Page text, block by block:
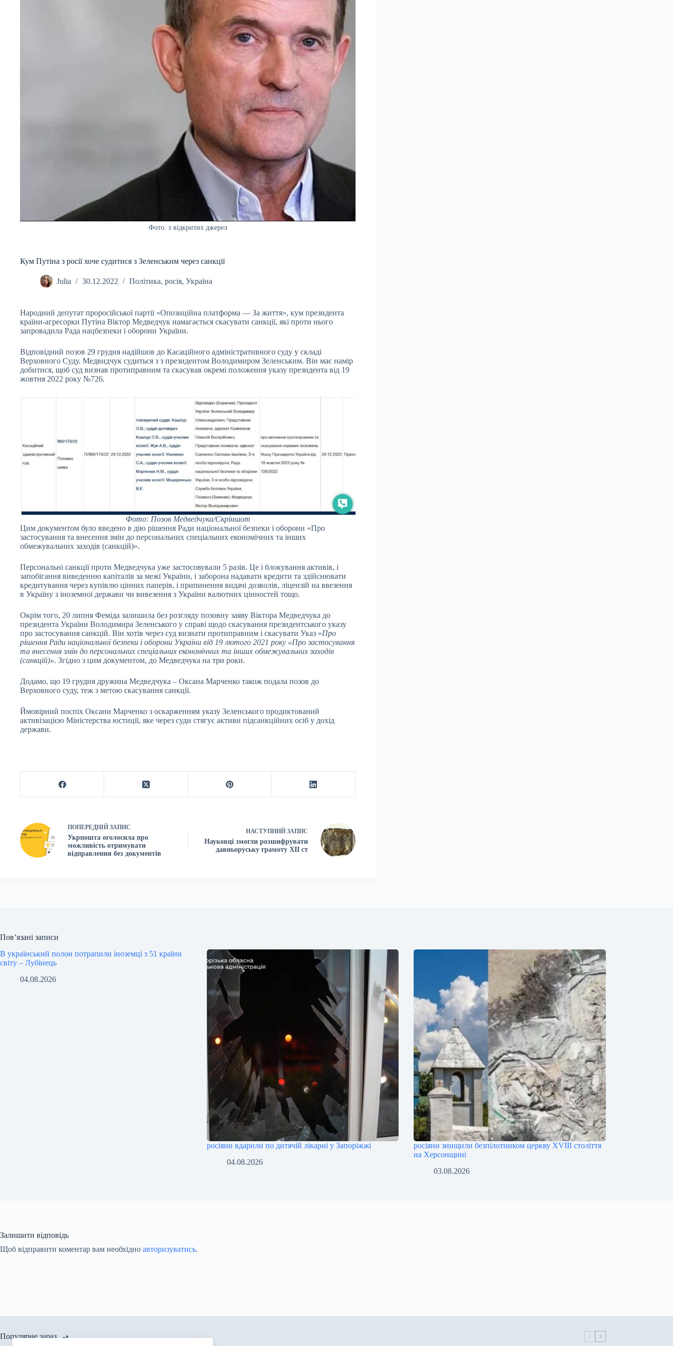
Фото: з відкритих джерел
Кум Путіна з росії хоче судитися з Зеленським через санкції
Julia 30.12.2022 Політика, росія, Україна
Народний депутат проросійської партії «Опозиційна платформа — За життя», кум президента
країни-агресорки Путіна Віктор Медведчук намагається скасувати санкції, які проти нього
запровадила Рада нацбезпеки і оборони України.
Відповідний позов 29 грудня надійшов до Касаційного адміністративного суду у складі
Верховного Суду. Медвидчук судиться з з президентом Володимиром Зеленським. Він має намір
добитися, щоб суд визнав протиправним та скасував окремі положення указу президента від 19
жовтня 2022 року №726.
Фото: Позов Медведчука/Cкріншот
Цим документом було введено в дію рішення Ради національної безпеки і оборони «Про
застосування та внесення змін до персональних спеціальних економічних та інших
обмежувальних заходів (санкцій)».
Персональні санкції проти Медведчука уже застосовували 5 разів. Це і блокування активів, і
запобігання виведенню капіталів за межі України, і заборона надавати кредити та здійснювати
кредитування через купівлю цінних паперів, і припинення видачі дозволів, ліцензій на ввезення
в Україну з іноземної держави чи вивезення з України валютних цінностей тощо.
Окрім того, 20 липня Феміда залишила без розгляду позовну заяву Віктора Медведчука до
президента України Володимира Зеленського у справі щодо скасування президентського указу
про застосування санкцій. Він хотів через суд визнати протиправним і скасувати Указ «Про
рішення Ради національної безпеки і оборони України від 19 лютого 2021 року «Про застосування
та внесення змін до персональних спеціальних економічних та інших обмежувальних заходів
(санкцій)». Згідно з цим документом, до Медведчука на три роки.
Додамо, що 19 грудня дружина Медведчука – Оксана Марченко також подала позов до
Верховного суду, теж з метою скасування санкції.
Ймовірний поспіх Оксани Марченко з оскарженням указу Зеленського продиктований
активізацією Міністерства юстиції, яке через суди стягує активи підсанкційних осіб у дохід
держави.
ПОПЕРЕДНІЙ ЗАПИС
Укрпошта оголосила про
можливість отримувати
відправлення без документів
НАСТУПНИЙ ЗАПИС
Науковці змогли розшифрувати
давньоруську грамоту ХІІ ст
Пов’язані записи
В український полон потрапили іноземці з 51 країни
світу – Лубінець
04.08.2026
росіяни вдарили по дитячій лікарні у Запоріжжі
04.08.2026
росіяни знищили безпілотником церкву XVIII століття
на Херсонщині
03.08.2026
Залишити відповідь
Щоб відправити коментар вам необхідно авторизуватись.
Популярне зараз